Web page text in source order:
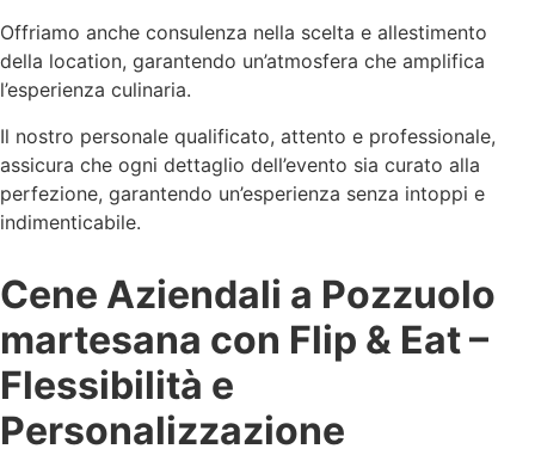
Offriamo anche consulenza nella scelta e allestimento
della location, garantendo un’atmosfera che amplifica
l’esperienza culinaria.
Il nostro personale qualificato, attento e professionale,
assicura che ogni dettaglio dell’evento sia curato alla
perfezione, garantendo un’esperienza senza intoppi e
indimenticabile.
Cene Aziendali a Pozzuolo
martesana con Flip & Eat –
Flessibilità e
Personalizzazione